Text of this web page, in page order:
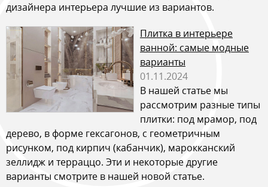
дизайнера интерьера лучшие из вариантов.
Плитка в интерьере
ванной: самые модные
варианты
01.11.2024
В нашей статье мы
рассмотрим разные типы
плитки: под мрамор, под
дерево, в форме гексагонов, с геометричным
рисунком, под кирпич (кабанчик), марокканский
зеллидж и терраццо. Эти и некоторые другие
варианты смотрите в нашей новой статье.